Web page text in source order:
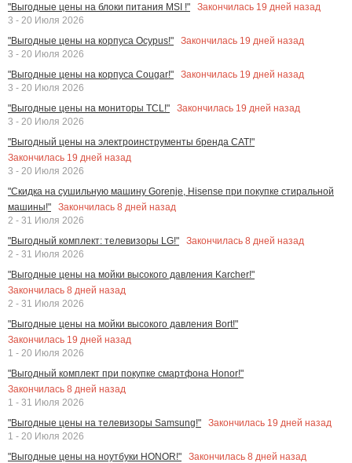
"Выгодные цены на блоки питания MSI !"
Закончилась 19 дней назад
3 - 20 Июля 2026
"Выгодные цены на корпуса Ocypus!"
Закончилась 19 дней назад
3 - 20 Июля 2026
"Выгодные цены на корпуса Cougar!"
Закончилась 19 дней назад
3 - 20 Июля 2026
"Выгодные цены на мониторы TCL!"
Закончилась 19 дней назад
3 - 20 Июля 2026
"Выгодный цены на электроинструменты бренда CAT!"
Закончилась 19 дней назад
3 - 20 Июля 2026
"Скидка на сушильную машину Gorenje, Hisense при покупке стиральной
машины!"
Закончилась 8 дней назад
2 - 31 Июля 2026
"Выгодный комплект: телевизоры LG!"
Закончилась 8 дней назад
2 - 31 Июля 2026
"Выгодные цены на мойки высокого давления Karcher!"
Закончилась 8 дней назад
2 - 31 Июля 2026
"Выгодные цены на мойки высокого давления Bort!"
Закончилась 19 дней назад
1 - 20 Июля 2026
"Выгодный комплект при покупке смартфона Honor!"
Закончилась 8 дней назад
1 - 31 Июля 2026
"Выгодные цены на телевизоры Samsung!"
Закончилась 19 дней назад
1 - 20 Июля 2026
"Выгодные цены на ноутбуки HONOR!"
Закончилась 8 дней назад